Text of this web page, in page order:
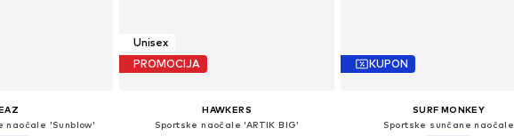
naočale 'Sunblow'
Unisex
PROMOCIJA
HAWKERS
Sportske naočale 'ARTIK BIG'
KUPON
SURF MONKEY
Sportske sunčane naočale